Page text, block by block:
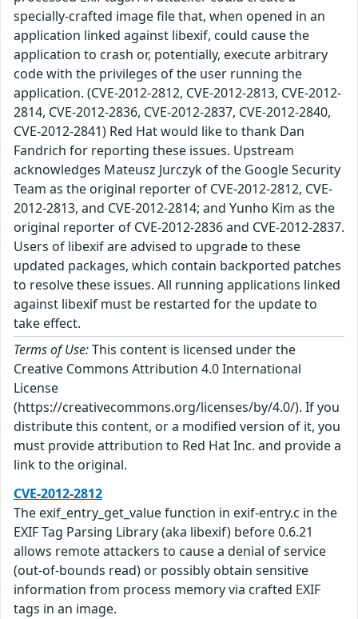
specially-crafted image file that, when opened in an
application linked against libexif, could cause the
application to crash or, potentially, execute arbitrary
code with the privileges of the user running the
application. (CVE-2012-2812, CVE-2012-2813, CVE-2012-
2814, CVE-2012-2836, CVE-2012-2837, CVE-2012-2840,
CVE-2012-2841) Red Hat would like to thank Dan
Fandrich for reporting these issues. Upstream
acknowledges Mateusz Jurczyk of the Google Security
Team as the original reporter of CVE-2012-2812, CVE-
2012-2813, and CVE-2012-2814; and Yunho Kim as the
original reporter of CVE-2012-2836 and CVE-2012-2837.
Users of libexif are advised to upgrade to these
updated packages, which contain backported patches
to resolve these issues. All running applications linked
against libexif must be restarted for the update to
take effect.
Terms of Use:This content is licensed under the
Creative Commons Attribution 4.0 International
License
(https://creativecommons.org/licenses/by/4.0/). If you
distribute this content, or a modified version of it, you
must provide attribution to Red Hat Inc. and provide a
link to the original.
CVE-2012-2812
The exif_entry_get_value function in exif-entry.c in the
EXIF Tag Parsing Library (aka libexif) before 0.6.21
allows remote attackers to cause a denial of service
(out-of-bounds read) or possibly obtain sensitive
information from process memory via crafted EXIF
tags in an image.